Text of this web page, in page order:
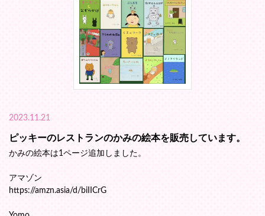
2023.11.21
ピッキーのレストランのかみの絵本を販売しています。
かみの絵本は1ページ追加しました。
アマゾン
https://amzn.asia/d/biIICrG